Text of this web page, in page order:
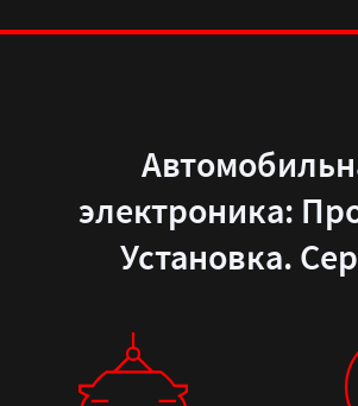
электроника:
Установка.